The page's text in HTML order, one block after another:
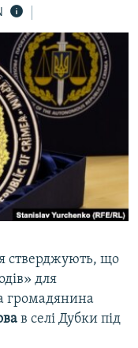
стверджують, що
для
громадянина
в селі Дубки під